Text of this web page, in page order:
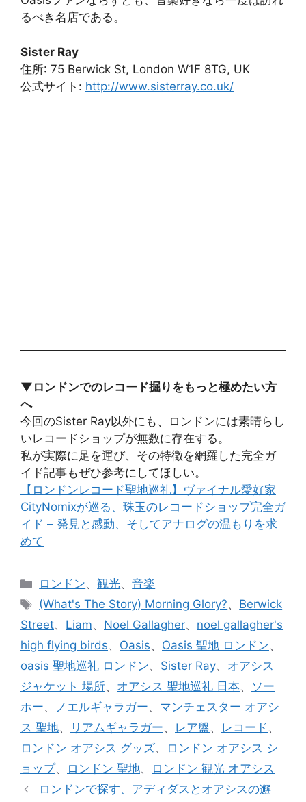
るべき名店である。
Sister Ray
住所: 75 Berwick St, London W1F 8TG, UK
公式サイト: http://www.sisterray.co.uk/
▼ロンドンでのレコード掘りをもっと極めたい方
へ
今回のSister Ray以外にも、ロンドンには素晴らし
いレコードショップが無数に存在する。
私が実際に足を運び、その特徴を網羅した完全ガ
イド記事もぜひ参考にしてほしい。
【ロンドンレコード聖地巡礼】ヴァイナル愛好家
CityNomixが巡る、珠玉のレコードショップ完全ガ
イド – 発見と感動、そしてアナログの温もりを求
めて
カ
テ
リ
ー
ロンドン、観光、音楽
タ
グ
(What's The Story) Morning Glory?、 Berwick
Street、 Liam、 Noel Gallagher、 noel gallagher's
high flying birds、 Oasis、 Oasis 聖地 ロンドン、
oasis 聖地巡礼 ロンドン、 Sister Ray、 オアシス
ジャケット 場所、 オアシス 聖地巡礼 日本、 ソー
ホー、 ノエルギャラガー、 マンチェスター オアシ
ス 聖地、 リアムギャラガー、 レア盤、 レコード 、
ロンドン オアシス グッズ、
ロンドン オアシス シ
ョップ、 ロンドン 聖地、
ロンドン 観光 オアシス
ロンドンで探す、アディダスとオアシスの邂